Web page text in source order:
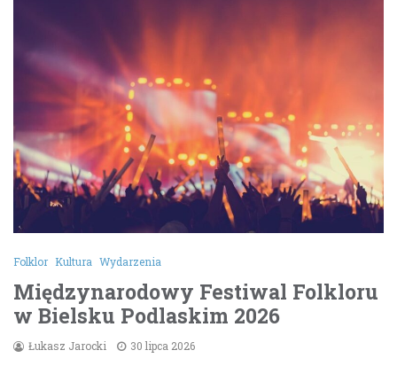
Folklor Kultura Wydarzenia
Międzynarodowy Festiwal Folkloru
w Bielsku Podlaskim 2026
Łukasz Jarocki 30 lipca 2026